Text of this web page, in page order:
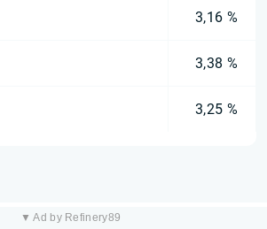
3,16 %
3,38 %
3,25 %
▼ Ad by Refinery89